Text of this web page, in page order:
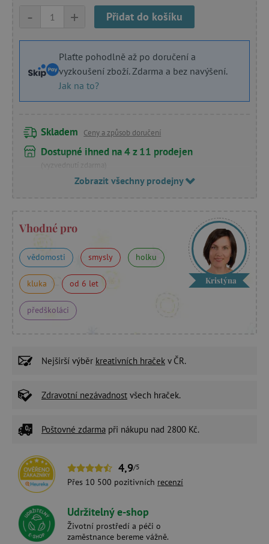
+
- Přidat do košíku
Plaťte pohodlně až po doručení a
vyzkoušení zboží. Zdarma a bez navýšení.
Jak na to?
Skladem Ceny a způsob doručení
Dostupné ihned na 4 z 11 prodejen
(vyzvednutí zdarma)
Zobrazit všechny prodejny
Vhodné pro
vědomosti smysly holku
kluka od 6 let
předškoláci
Kristýna
Nejširší výběr kreativních hraček v ČR.
Zdravotní nezávadnost všech hraček.
Poštovné zdarma při nákupu nad 2800 Kč.
4,9/5
Přes 10 500 pozitivních recenzí
Udržitelný e-shop
Životní prostředí a péči o
zaměstnance bereme vážně.